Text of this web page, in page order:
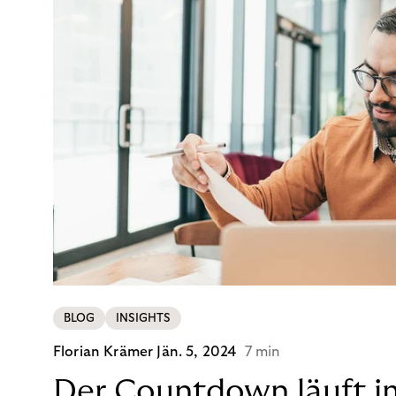
BLOG INSIGHTS
Florian Krämer Jän. 5, 2024 7 min